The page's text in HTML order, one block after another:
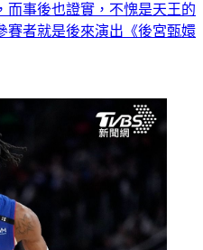
而事後也證實，不愧是天王的
賽者就是後來演出《後宮甄嬛